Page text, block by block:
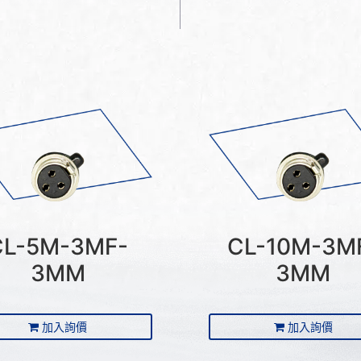
5M-3MF-
3MM
加入詢價
CL-10M-
3MM
加入詢價